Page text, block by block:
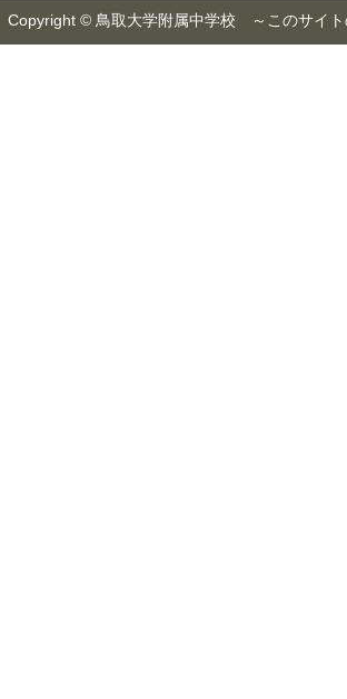
Copyright © 鳥取大学附属中学校 ～このサイト